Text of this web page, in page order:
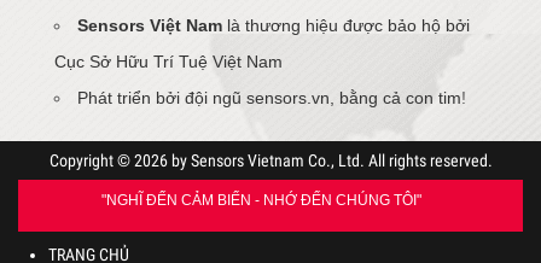
Sensors Việt Nam là thương hiệu được bảo hộ bởi
Cục Sở Hữu Trí Tuệ Việt Nam
Phát triển bởi đội ngũ sensors.vn, bằng cả con tim!
Copyright © 2026 by Sensors Vietnam Co., Ltd. All rights reserved.
"NGHĨ ĐẾN CẢM BIẾN - NHỚ ĐẾN CHÚNG TÔI"
TRANG CHỦ